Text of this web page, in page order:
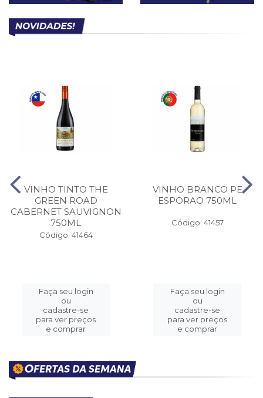
VINHO TINTO THE
GREEN ROAD
CABERNET SAUVIGNON
750ML
Código: 41464
Faça seu login
ou
cadastre-se
para ver preços
e comprar
VINHO BRANCO PE
ESPORAO 750ML
Código: 41457
Faça seu login
ou
cadastre-se
para ver preços
e comprar